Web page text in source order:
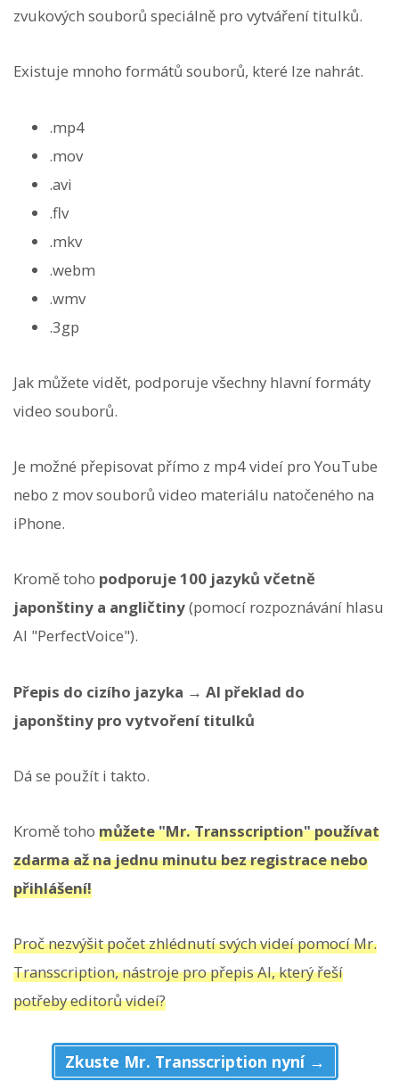
zvukových souborů speciálně pro vytváření titulků.
Existuje mnoho formátů souborů, které lze nahrát.
.mp4
.mov
.avi
.flv
.mkv
.webm
.wmv
.3gp
Jak můžete vidět, podporuje všechny hlavní formáty
video souborů.
Je možné přepisovat přímo z mp4 videí pro YouTube
nebo z mov souborů video materiálu natočeného na
iPhone.
Kromě toho podporuje 100 jazyků včetně
japonštiny a angličtiny(pomocí rozpoznávání hlasu
AI "PerfectVoice").
Přepis do cizího jazyka → AI překlad do
japonštiny pro vytvoření titulků
Dá se použít i takto.
Kromě toho můžete "Mr. Transscription" používat
zdarma až na jednu minutu bez registrace nebo
přihlášení!
Proč nezvýšit počet zhlédnutí svých videí pomocí Mr.
Transscription, nástroje pro přepis AI, který řeší
potřeby editorů videí?
Zkuste Mr. Transscription nyní →